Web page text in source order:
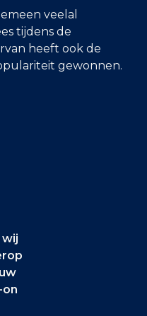
veelal
tijdens de
heeft ook de
gewonnen.